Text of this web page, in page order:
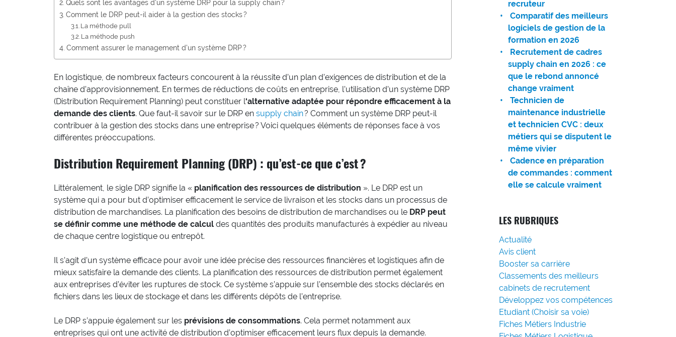
Quels sont les avantages d’un système DRP pour la supply chain ?
Comment le DRP peut-il aider à la gestion des stocks ?
La méthode pull
La méthode push
Comment assurer le management d’un système DRP ?
En logistique, de nombreux facteurs concourent à la réussite d’un plan d’exigences de distribution et de la
chaîne d’approvisionnement. En termes de réductions de coûts en entreprise, l’utilisation d’un système DRP
(Distribution Requirement Planning) peut constituer l‘alternative adaptée pour répondre efficacement à la
demande des clients. Que faut-il savoir sur le DRP en supply chain? Comment un système DRP peut-il
contribuer à la gestion des stocks dans une entreprise ? Voici quelques éléments de réponses face à vos
différentes préoccupations.
Distribution Requirement Planning (DRP) : qu’est-ce que c’est ?
Littéralement, le sigle DRP signifie la « planification des ressources de distribution ». Le DRP est un
système qui a pour but d’optimiser efficacement le service de livraison et les stocks dans un processus de
distribution de marchandises. La planification des besoins de distribution de marchandises ou le DRP peut
se définir comme une méthode de calcul des quantités des produits manufacturés à expédier au niveau
de chaque centre logistique ou entrepôt.
Il s’agit d’un système efficace pour avoir une idée précise des ressources financières et logistiques afin de
mieux satisfaire la demande des clients. La planification des ressources de distribution permet également
aux entreprises d’éviter les ruptures de stock. Ce système s’appuie sur l’ensemble des stocks déclarés en
fichiers dans les lieux de stockage et dans les différents dépôts de l’entreprise.
Le DRP s’appuie également sur les prévisions de consommations. Cela permet notamment aux
entreprises qui ont une activité de distribution d’optimiser efficacement leurs flux depuis la demande.
recruteur
Comparatif des meilleurs
logiciels de gestion de la
formation en 2026
Recrutement de cadres
supply chain en 2026 : ce
que le rebond annoncé
change vraiment
Technicien de
maintenance industrielle
et technicien CVC : deux
métiers qui se disputent le
même vivier
Cadence en préparation
de commandes : comment
elle se calcule vraiment
LES RUBRIQUES
Actualité
Avis client
Booster sa carrière
Classements des meilleurs
cabinets de recrutement
Développez vos compétences
Etudiant (Choisir sa voie)
Fiches Métiers Industrie